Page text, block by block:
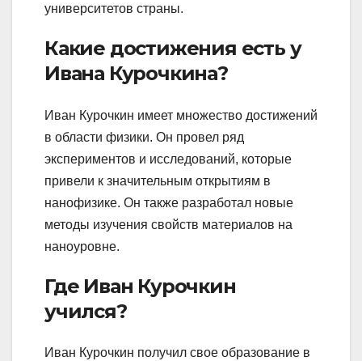
университетов страны.
Какие достижения есть у
Ивана Курочкина?
Иван Курочкин имеет множество достижений
в области физики. Он провел ряд
экспериментов и исследований, которые
привели к значительным открытиям в
нанофизике. Он также разработал новые
методы изучения свойств материалов на
наноуровне.
Где Иван Курочкин
учился?
Иван Курочкин получил свое образование в